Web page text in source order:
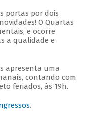
portas por dois
O Quartas
e ocorre
a qualidade e
apresenta uma
contando com
feriados, às 19h.
.